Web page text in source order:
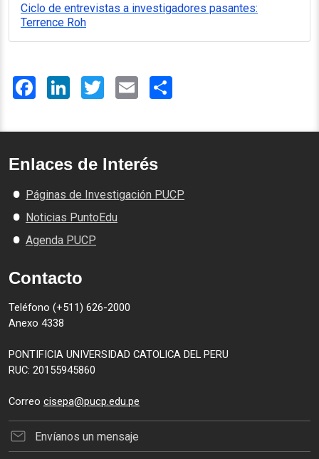
Ciclo de entrevistas a investigadores pasantes:
Terrence Roh
FacebookLinkedInTwitter Email
Enlaces de Interés
Páginas de Investigación PUCP
Noticias PuntoEdu
Agenda PUCP
Contacto
Teléfono (+511) 626-2000
Anexo 4338
PONTIFICIA UNIVERSIDAD CATOLICA DEL PERU
RUC: 20155945860
Correo cisepa@pucp.edu.pe
Envíanos un mensaje